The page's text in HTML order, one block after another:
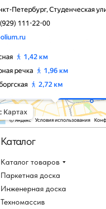
Каталог товаров
Паркетная доска
Инженерная доска
Техномассив
Каталог